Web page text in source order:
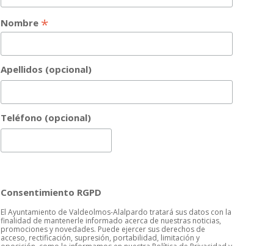
Nombre *
Apellidos (opcional)
Teléfono (opcional)
Consentimiento RGPD
El Ayuntamiento de Valdeolmos-Alalpardo tratará sus datos con la
finalidad de mantenerle informado acerca de nuestras noticias,
promociones y novedades. Puede ejercer sus derechos de
acceso, rectificación, supresión, portabilidad, limitación y